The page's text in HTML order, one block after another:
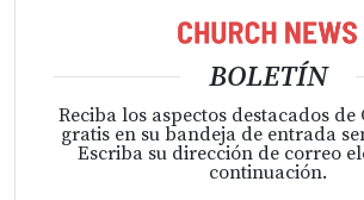
BOLETÍN
Reciba los aspectos destacados de
gratis en su bandeja de entrada
Escriba su dirección de correo
continuación.